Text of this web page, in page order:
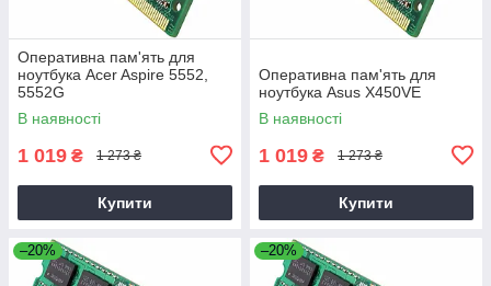
Оперативна пам'ять для
ноутбука Acer Aspire 5552,
5552G
В наявності
1 019 ₴ 1 273 ₴
Купити
Оперативна пам'ять для
ноутбука Asus X450VE
В наявності
1 019 ₴ 1 273 ₴
Купити
–20% –20%